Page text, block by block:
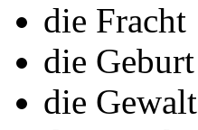
die Fracht
die Geburt
die Gewalt